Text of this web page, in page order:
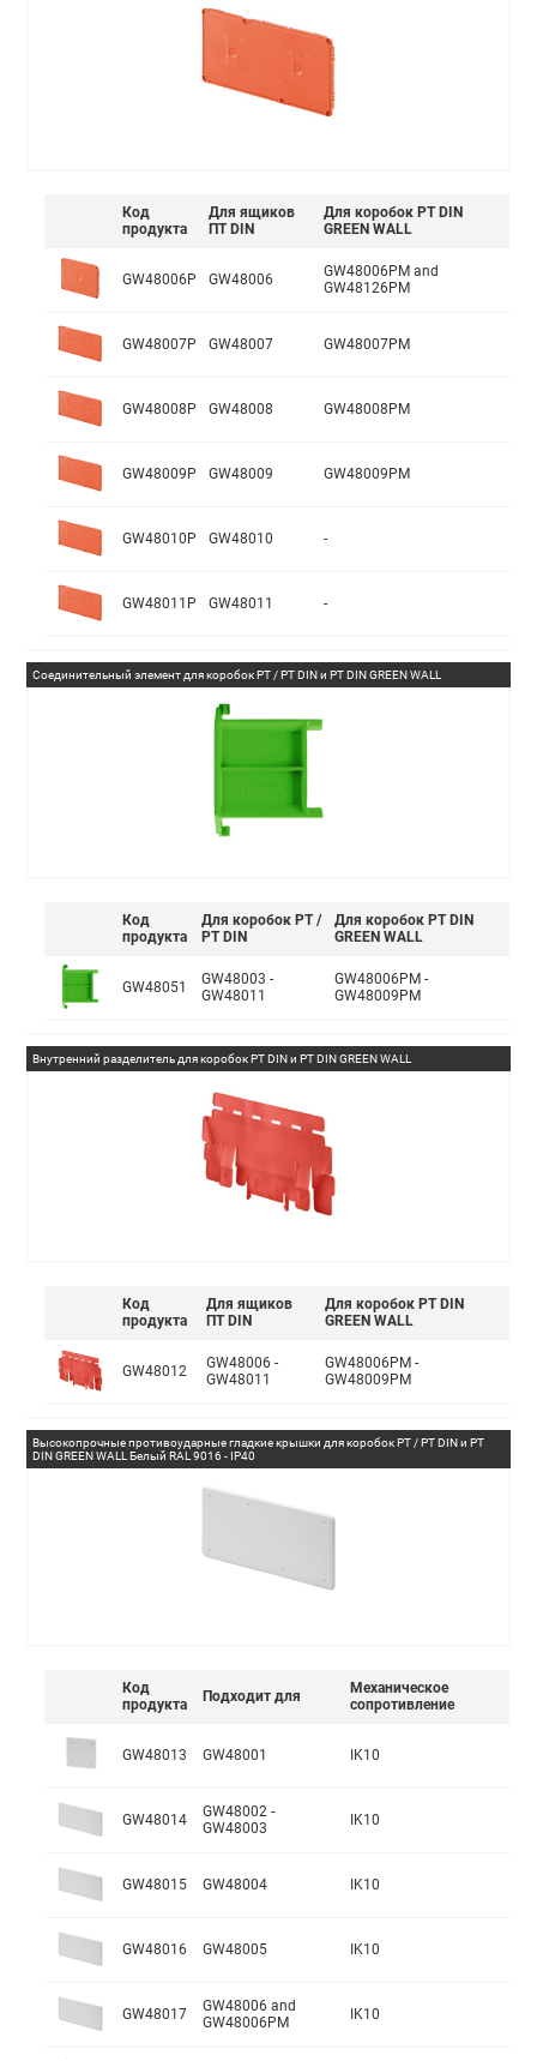
Код
продукта
Для ящиков
ПТ DIN
Для коробок PT DIN
GREEN WALL
GW48006P GW48006
GW48006PM and
GW48126PM
GW48007P GW48007 GW48007PM
GW48008P GW48008 GW48008PM
GW48009P GW48009 GW48009PM
GW48010P GW48010 -
GW48011P GW48011 -
Соединительный элемент для коробок PT / PT DIN и PT DIN GREEN WALL
Код
продукта
Для коробок PT /
PT DIN
Для коробок PT DIN
GREEN WALL
GW48051
GW48003 -
GW48011
GW48006PM -
GW48009PM
Внутренний разделитель для коробок PT DIN и PT DIN GREEN WALL
Код
продукта
Для ящиков
ПТ DIN
Для коробок PT DIN
GREEN WALL
GW48012
GW48006 -
GW48011
GW48006PM -
GW48009PM
Высокопрочные противоударные гладкие крышки для коробок PT / PT DIN и PT
DIN GREEN WALL Белый RAL 9016 - IP40
Код
продукта
Подходит для
Механическое
сопротивление
GW48013 GW48001 IK10
GW48014
GW48002 -
GW48003
IK10
GW48015 GW48004 IK10
GW48016 GW48005 IK10
GW48017
GW48006 and
GW48006PM
IK10